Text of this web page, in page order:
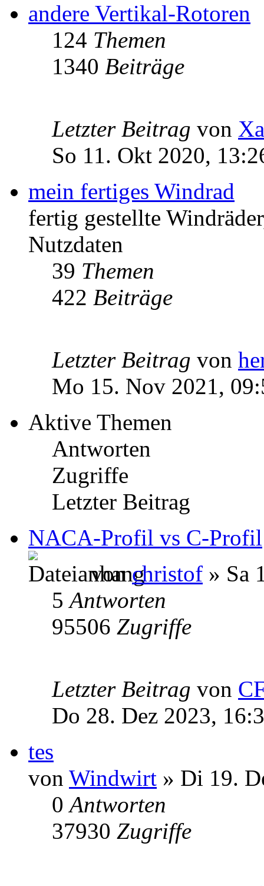
andere Vertikal-Rotoren
124 Themen
1340 Beiträge
Letzter Beitrag von
So 11. Okt 2020,
mein fertiges Windrad
fertig gestellte
Nutzdaten
39 Themen
422 Beiträge
Letzter Beitrag von
Mo 15. Nov 2021,
Aktive Themen
Antworten
Zugriffe
Letzter Beitrag
NACA-Profil vs C-Profil
vonchristof » Sa
5Antworten
95506 Zugriffe
Letzter Beitrag von
Do 28. Dez 2023,
tes
von Windwirt » Di 19.
0Antworten
37930 Zugriffe